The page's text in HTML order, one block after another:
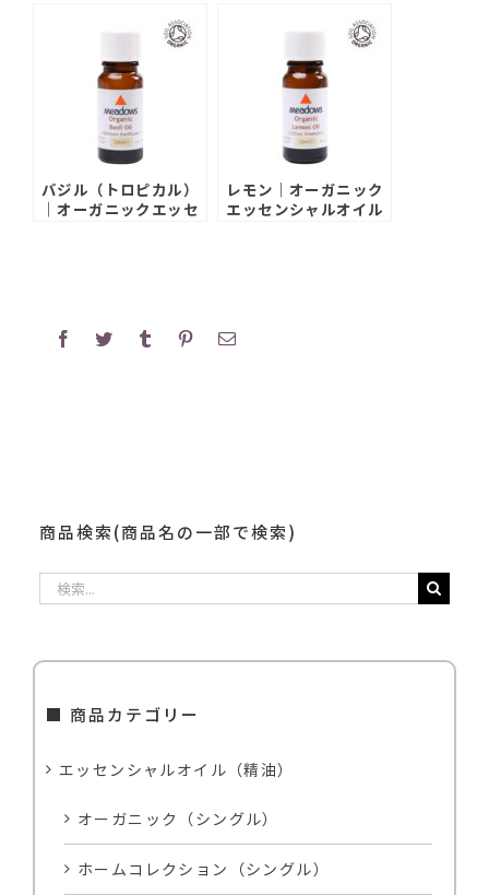
バジル（トロピカル）
｜オーガニックエッセ
レモン｜オーガニック
エッセンシャルオイル
Facebook
TwitterTumblrPinterest
商品検索(商品名の一部で検索)
■ 商品カテゴリー
エッセンシャルオイル（精油）
オーガニック（シングル）
ホームコレクション（シングル）